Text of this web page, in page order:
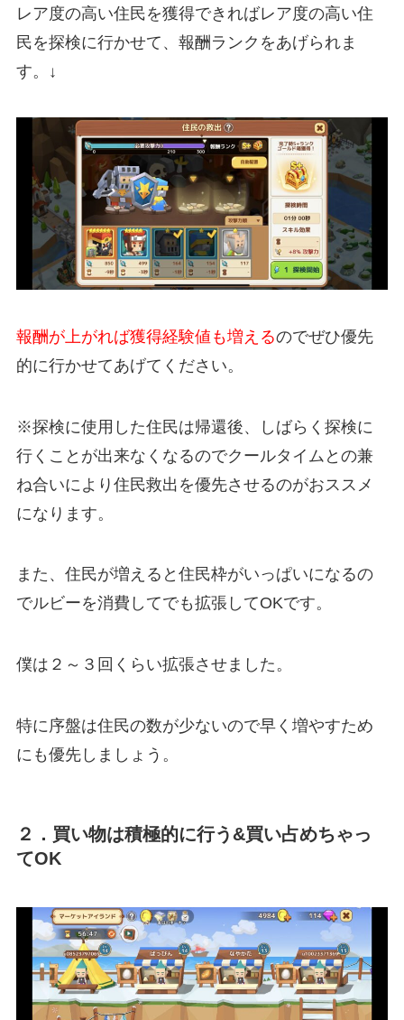
レア度の高い住民を獲得できればレア度の高い住
民を探検に行かせて、報酬ランクをあげられま
す。↓
報酬が上がれば獲得経験値も増えるのでぜひ優先
的に行かせてあげてください。
※探検に使用した住民は帰還後、しばらく探検に
行くことが出来なくなるのでクールタイムとの兼
ね合いにより住民救出を優先させるのがおススメ
になります。
また、住民が増えると住民枠がいっぱいになるの
でルビーを消費してでも拡張してOKです。
僕は２～３回くらい拡張させました。
特に序盤は住民の数が少ないので早く増やすため
にも優先しましょう。
２．買い物は積極的に行う&買い占めちゃっ
てOK